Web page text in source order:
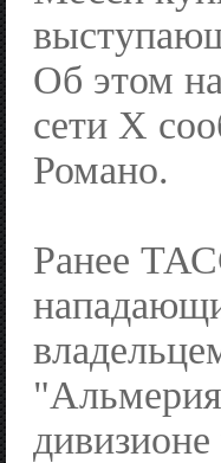
Об этом
сети X
Романо.
Ранее